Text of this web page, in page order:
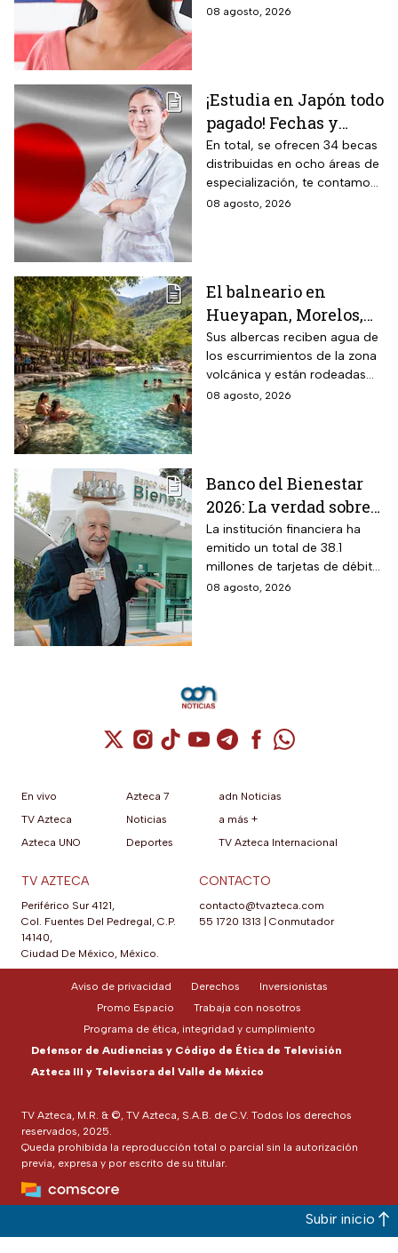
documento que permite
08 agosto, 2026
¡Estudia en Japón todo
pagado! Fechas y
requisitos de la
convocatoria para
becas de estancias en
2026
En total, se ofrecen 34 becas
distribuidas en ocho áreas de
especialización, te contamos
todos los detalles.
08 agosto, 2026
El balneario en
Hueyapan, Morelos,
que combina albercas
cristalinas con la
naturaleza del volcán
Popocatépetl y cuesta
Sus albercas reciben agua de
los escurrimientos de la zona
volcánica y están rodeadas
de vegetación, áreas verdes y
08 agosto, 2026
Banco del Bienestar
2026: La verdad sobre
entrar a Buró de
Crédito por tenerla
La institución financiera ha
emitido un total de 38.1
millones de tarjetas de débito
para la dispersión de los
08 agosto, 2026
Cuenta de X / Twitter (se abre en una
Cuenta de Instagram (se abre en una
Cuenta de TikTok (se abre en
Cuenta de YouTube (se abre
Cuenta de Telegram (se
Cuenta de
Cuenta de
En vivo
TV Azteca
Azteca UNO
Azteca 7
Noticias
Deportes
adn Noticias
a más +
TV Azteca Internacional
TV AZTECA
Periférico Sur 4121,
Col. Fuentes Del Pedregal, C.P.
14140,
Ciudad De México, México.
CONTACTO
contacto@tvazteca.com
55 1720 1313
Conmutador
TV Azteca, M.R. & ©, TV Azteca, S.A.B. de C.V. Todos los derechos
reservados, 2025.
Queda prohibida la reproducción total o parcial sin la autorización
previa, expresa y por escrito de su titular.
Aviso de privacidad Derechos
Inversionistas
Promo Espacio
Trabaja con nosotros
Programa de ética, integridad y cumplimiento
Defensor de Audiencias y Código de Ética de Televisión
Azteca III y Televisora del Valle de México
Subir inicio